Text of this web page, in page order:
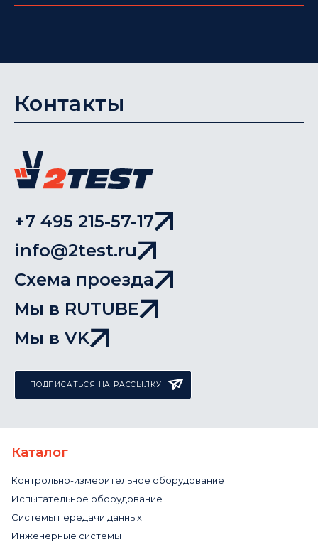
Контакты
+7 495 215-57-17
info@2test.ru
Схема проезда
Мы в RUTUBE
Мы в VK
ПОДПИСАТЬСЯ НА РАССЫЛКУ
Каталог
Контрольно-измерительное оборудование
Испытательное оборудование
Системы передачи данных
Инженерные системы